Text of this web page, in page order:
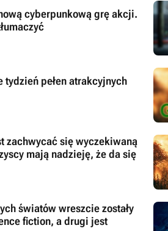
cyberpunkową grę akcji.
tydzień pełen atrakcyjnych
zachwycać się wyczekiwaną
mają nadzieję, że da się
światów wreszcie zostały
fiction, a drugi jest